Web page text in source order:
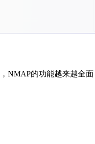
NMAP的功能越来越全